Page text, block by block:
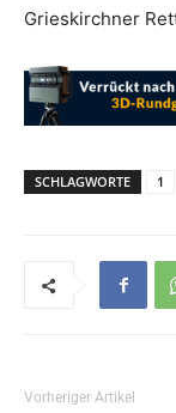
Grieskirchner
SCHLAGWORTE 1
Vorheriger Artikel